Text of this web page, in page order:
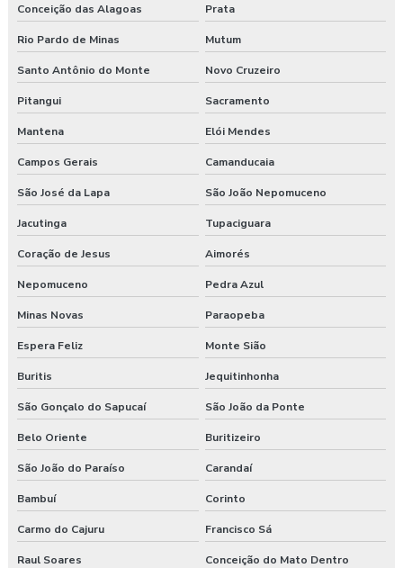
Programa de gerenciamento de riscos nr 1
Programa de gerenciamento de riscos ocupacionais
Programa de gerenciamento de riscos segurança do trabalho
Programa pgr
Programa de prevenção de riscos ergonômicos
Programas de segurança do trabalho na construção civil
Segurança e medicina do trabalho
Serviço de higiene e segurança no trabalho
Serviço de segurança do trabalho
Treinamento de epi nr 6
Treinamento de ergonomia
Treinamento ergonomia levantamento de peso
Treinamento de integração nr 31
Conceição das Alagoas Prata
Rio Pardo de Minas Mutum
Santo Antônio do Monte Novo Cruzeiro
Pitangui Sacramento
Mantena Elói Mendes
Campos Gerais Camanducaia
São José da Lapa São João Nepomuceno
Jacutinga Tupaciguara
Coração de Jesus Aimorés
Nepomuceno Pedra Azul
Minas Novas Paraopeba
Espera Feliz Monte Sião
Buritis Jequitinhonha
São Gonçalo do Sapucaí São João da Ponte
Belo Oriente Buritizeiro
São João do Paraíso Carandaí
Bambuí Corinto
Carmo do Cajuru Francisco Sá
Raul Soares Conceição do Mato Dentro